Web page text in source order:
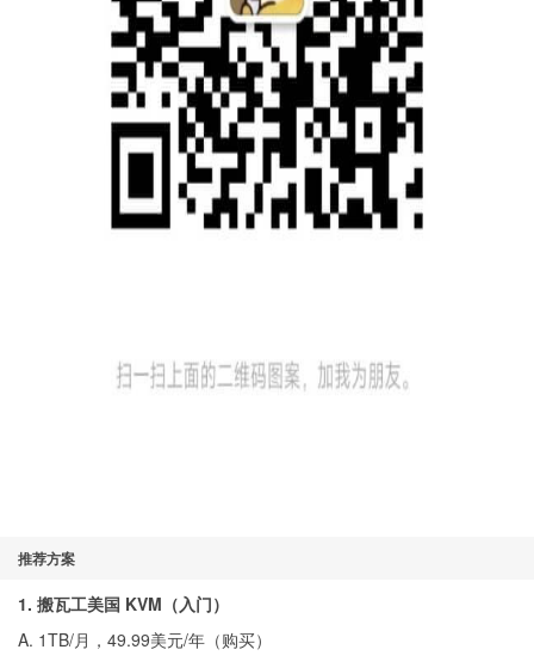
推荐方案
1. 搬瓦工美国 KVM（入门）
A. 1TB/月，49.99美元/年（购买）